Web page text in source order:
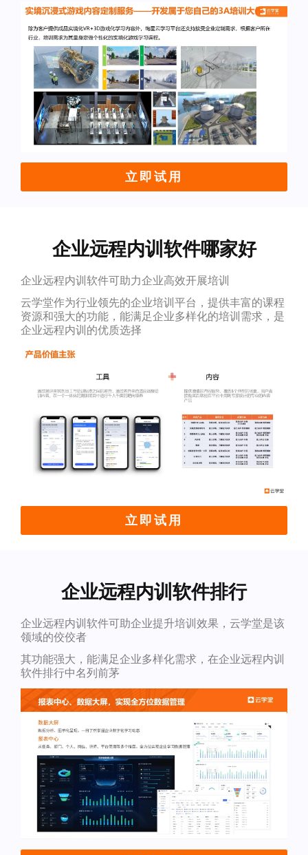
立即试用
企业远程内训软件哪家好
企业远程内训软件可助力企业高效开展培训
云学堂作为行业领先的企业培训平台，提供丰富的课程
资源和强大的功能，能满足企业多样化的培训需求，是
企业远程内训的优质选择
立即试用
企业远程内训软件排行
企业远程内训软件可助企业提升培训效果，云学堂是该
领域的佼佼者
其功能强大，能满足企业多样化需求，在企业远程内训
软件排行中名列前茅